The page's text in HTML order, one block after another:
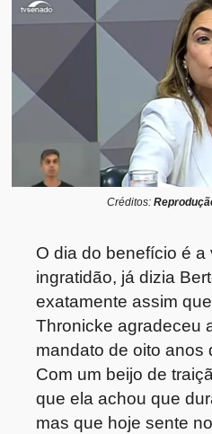
Créditos:
O dia do benefício é a
ingratidão, já dizia
exatamente assim
Thronicke agradeceu
mandato de oito anos
Com um beijo de
que ela achou que
mas que hoje sente